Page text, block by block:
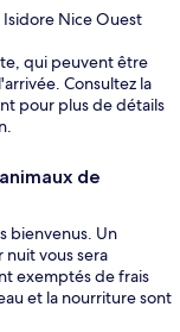
Nice Ouest
qui peuvent être
Consultez la
pour plus de détails
de
bienvenus. Un
nuit vous sera
exemptés de frais
et la nourriture sont